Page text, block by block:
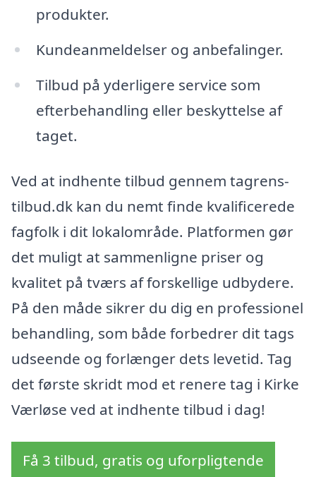
produkter.
Kundeanmeldelser og anbefalinger.
Tilbud på yderligere service som
efterbehandling eller beskyttelse af
taget.
Ved at indhente tilbud gennem tagrens-
tilbud.dk kan du nemt finde kvalificerede
fagfolk i dit lokalområde. Platformen gør
det muligt at sammenligne priser og
kvalitet på tværs af forskellige udbydere.
På den måde sikrer du dig en professionel
behandling, som både forbedrer dit tags
udseende og forlænger dets levetid. Tag
det første skridt mod et renere tag i Kirke
Værløse ved at indhente tilbud i dag!
Få 3 tilbud, gratis og uforpligtende